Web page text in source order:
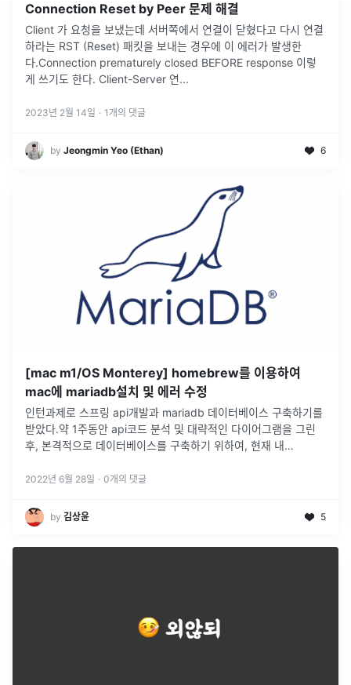
Connection Reset by Peer 문제 해결
Client 가 요청을 보냈는데 서버쪽에서 연결이 닫혔다고 다시 연결
하라는 RST (Reset) 패킷을 보내는 경우에 이 에러가 발생한
다.Connection prematurely closed BEFORE response 이렇
게 쓰기도 한다. Client-Server 연...
2023년 2월 14일 · 1 개의 댓글
by Jeongmin Yeo (Ethan) 6
[mac m1/OS Monterey] homebrew를 이용하여
mac에 mariadb설치 및 에러 수정
인턴과제로 스프링 api개발과 mariadb 데이터베이스 구축하기를
받았다.약 1주동안 api코드 분석 및 대략적인 다이어그램을 그린
후, 본격적으로 데이터베이스를 구축하기 위하여, 현재 내
무수한 ...
2022년 6월 28일 · 0개의 댓글
by 김상윤 5